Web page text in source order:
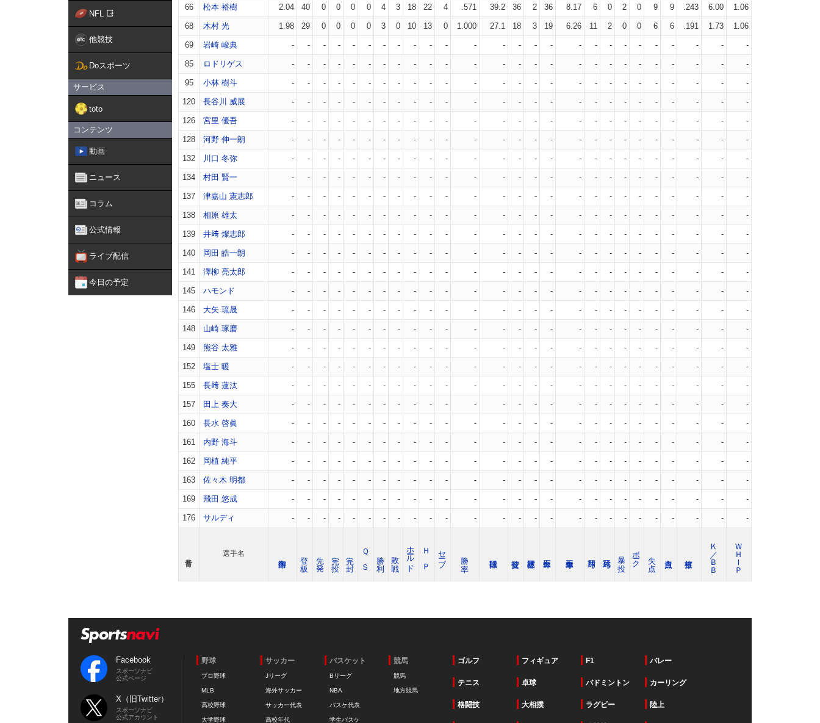
NFL
他競技
Doスポーツ
サービス
toto
コンテンツ
動画
ニュース
コラム
公式情報
ライブ配信
今日の予定
66 松本 裕樹 2.04 40 0 0 0 0 4 3 18 22 4 .571 39.2 36 2 36 8.17 6 0 2 0 9 9 .243 6.00 1.06
68 木村 光 1.98 29 0 0 0 0 3 0 10 13 0 1.000 27.1 18 3 19 6.26 11 2 0 0 6 6 .191 1.73 1.06
69 岩崎 峻典 - - - - - - - - - - - - - - - - - - - - - - - - - -
85 ロドリゲス - - - - - - - - - - - - - - - - - - - - - - - - - -
95 小林 樹斗 - - - - - - - - - - - - - - - - - - - - - - - - - -
120 長谷川 威展 - - - - - - - - - - - - - - - - - - - - - - - - - -
126 宮里 優吾 - - - - - - - - - - - - - - - - - - - - - - - - - -
128 河野 伸一朗 - - - - - - - - - - - - - - - - - - - - - - - - - -
132 川口 冬弥 - - - - - - - - - - - - - - - - - - - - - - - - - -
134 村田 賢一 - - - - - - - - - - - - - - - - - - - - - - - - - -
137 津嘉山 憲志郎 - - - - - - - - - - - - - - - - - - - - - - - - - -
138 相原 雄太 - - - - - - - - - - - - - - - - - - - - - - - - - -
139 井﨑 燦志郎 - - - - - - - - - - - - - - - - - - - - - - - - - -
140 岡田 皓一朗 - - - - - - - - - - - - - - - - - - - - - - - - - -
141 澤柳 亮太郎 - - - - - - - - - - - - - - - - - - - - - - - - - -
145 ハモンド - - - - - - - - - - - - - - - - - - - - - - - - - -
146 大矢 琉晟 - - - - - - - - - - - - - - - - - - - - - - - - - -
148 山崎 琢磨 - - - - - - - - - - - - - - - - - - - - - - - - - -
149 熊谷 太雅 - - - - - - - - - - - - - - - - - - - - - - - - - -
152 塩士 暖 - - - - - - - - - - - - - - - - - - - - - - - - - -
155 長﨑 蓮汰 - - - - - - - - - - - - - - - - - - - - - - - - - -
157 田上 奏大 - - - - - - - - - - - - - - - - - - - - - - - - - -
160 長水 啓眞 - - - - - - - - - - - - - - - - - - - - - - - - - -
161 内野 海斗 - - - - - - - - - - - - - - - - - - - - - - - - - -
162 岡植 純平 - - - - - - - - - - - - - - - - - - - - - - - - - -
163 佐々木 明都 - - - - - - - - - - - - - - - - - - - - - - - - - -
169 飛田 悠成 - - - - - - - - - - - - - - - - - - - - - - - - - -
176 サルディ - - - - - - - - - - - - - - - - - - - - - - - - - -
選手名 Ｑ Ｓ ホールド Ｈ Ｐ セーブ ボーク Ｋ／ＢＢ ＷＨＩＰ
Facebook
スポーツナビ
公式ページ
X（旧Twitter）
スポーツナビ
公式アカウント
野球
プロ野球
MLB
高校野球
大学野球
サッカー
Jリーグ
海外サッカー
サッカー代表
高校年代
バスケット
Bリーグ
NBA
バスケ代表
学生バスケ
競馬
競馬
地方競馬
ゴルフ フィギュア F1 バレー
テニス 卓球 バドミントン カーリング
格闘技 大相撲 ラグビー 陸上